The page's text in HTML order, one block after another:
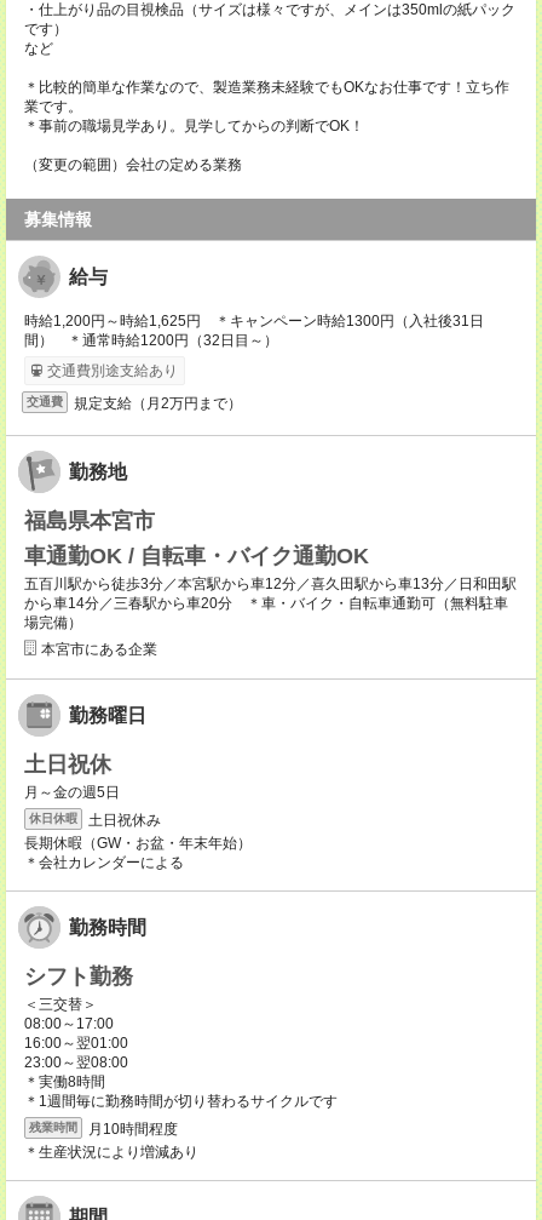
・仕上がり品の目視検品（サイズは様々ですが、メインは350mlの紙パック
です）
など
＊比較的簡単な作業なので、製造業務未経験でもOKなお仕事です！立ち作
業です。
＊事前の職場見学あり。見学してからの判断でOK！
（変更の範囲）会社の定める業務
募集情報
給与
時給1,200円～時給1,625円 ＊キャンペーン時給1300円（入社後31日
間） ＊通常時給1200円（32日目～）
交通費別途支給あり
交通費 規定支給（月2万円まで）
勤務地
福島県本宮市
車通勤OK / 自転車・バイク通勤OK
五百川駅から徒歩3分／本宮駅から車12分／喜久田駅から車13分／日和田駅
から車14分／三春駅から車20分 ＊車・バイク・自転車通勤可（無料駐車
場完備）
本宮市にある企業
勤務曜日
土日祝休
月～金の週5日
休日休暇
土日祝休み
長期休暇（GW・お盆・年末年始）
＊会社カレンダーによる
勤務時間
シフト勤務
＜三交替＞
08:00～17:00
16:00～翌01:00
23:00～翌08:00
＊実働8時間
＊1週間毎に勤務時間が切り替わるサイクルです
残業時間
月10時間程度
＊生産状況により増減あり